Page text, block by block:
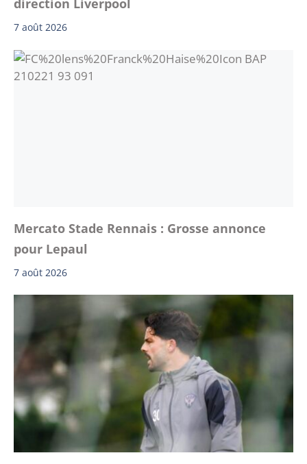
direction Liverpool
7 août 2026
Mercato Stade Rennais : Grosse annonce
pour Lepaul
7 août 2026